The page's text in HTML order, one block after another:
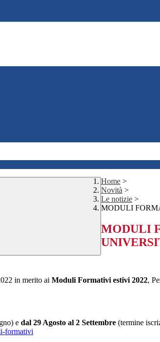
Home >
Novità >
Le notizie >
MODULI
MODULI
in merito ai Moduli Formativi estivi 2022,
e dal 29 Agosto al 2 Settembre (termine
formativi